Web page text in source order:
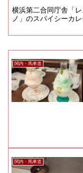
横浜第二合同庁舎「
ノ」のスパイシーカレ
関内・馬車道
関内・馬車道